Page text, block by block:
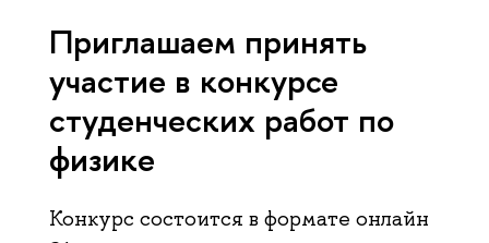
Приглашаем принять
участие в конкурсе
студенческих работ по
физике
Конкурс состоится в формате онлайн